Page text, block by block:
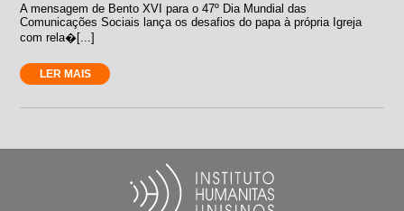
A mensagem de Bento XVI para o 47º Dia Mundial das
Comunicações Sociais lança os desafios do papa à própria Igreja
com rela�[...]
LER MAIS